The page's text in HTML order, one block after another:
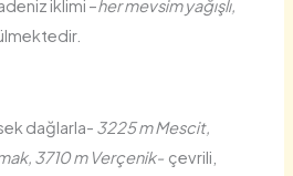
iklimi –her mevsim yağışlı,
dağlarla- 3225 m Mescit,
3710 m Verçenik- çevrili,